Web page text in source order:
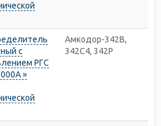
с
РГС
»
Амкодор-342В,
342С4, 342Р